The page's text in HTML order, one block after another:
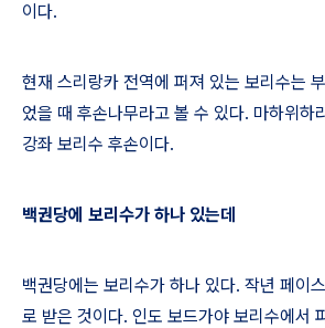
이다.
현재 스리랑카 전역에 퍼져 있는 보리수는
었을 때 후손나무라고 볼 수 있다. 마하위하
강좌 보리수 후손이다.
백권당에 보리수가 하나 있는데
백권당에는 보리수가 하나 있다. 작년 페이
로 받은 것이다. 인도 보드가야 보리수에서